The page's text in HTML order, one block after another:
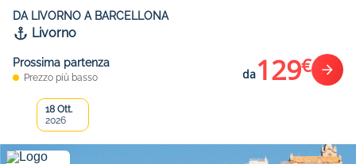
DA LIVORNO A BARCELLONA
Livorno
Prossima partenza
Prezzo più basso da129€
18 Ott.
2026